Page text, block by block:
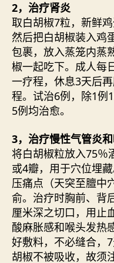
2，治疗肾炎
取白胡椒7粒，新鲜
然后把白胡椒装入鸡
包裹，放入蒸笼内蒸
椒一起吃下。成人每
一疗程，休息3天后
程。试治6例，除1例
5例均治愈。
3，治疗慢性气管炎
将白胡椒粒放入75％
或4瓣，用于穴位埋
压痛点（天突至膻中
俞。治疗时胸前、背
厘米深之切口，用止
酸麻胀感和喉头发热
好敷料，不必缝合，
胡椒不被吸收，故须